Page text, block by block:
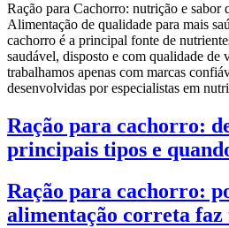
Ração para Cachorro: nutrição e sabor
Alimentação de qualidade para mais
cachorro é a principal fonte de
saudável, disposto e com qualidade de
trabalhamos apenas com marcas
desenvolvidas por especialistas em
Ração para cachorro:
principais tipos e
Ração para cachorro:
alimentação correta faz